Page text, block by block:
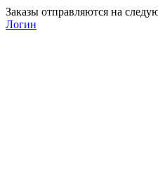
Заказы отправляются на
Логин